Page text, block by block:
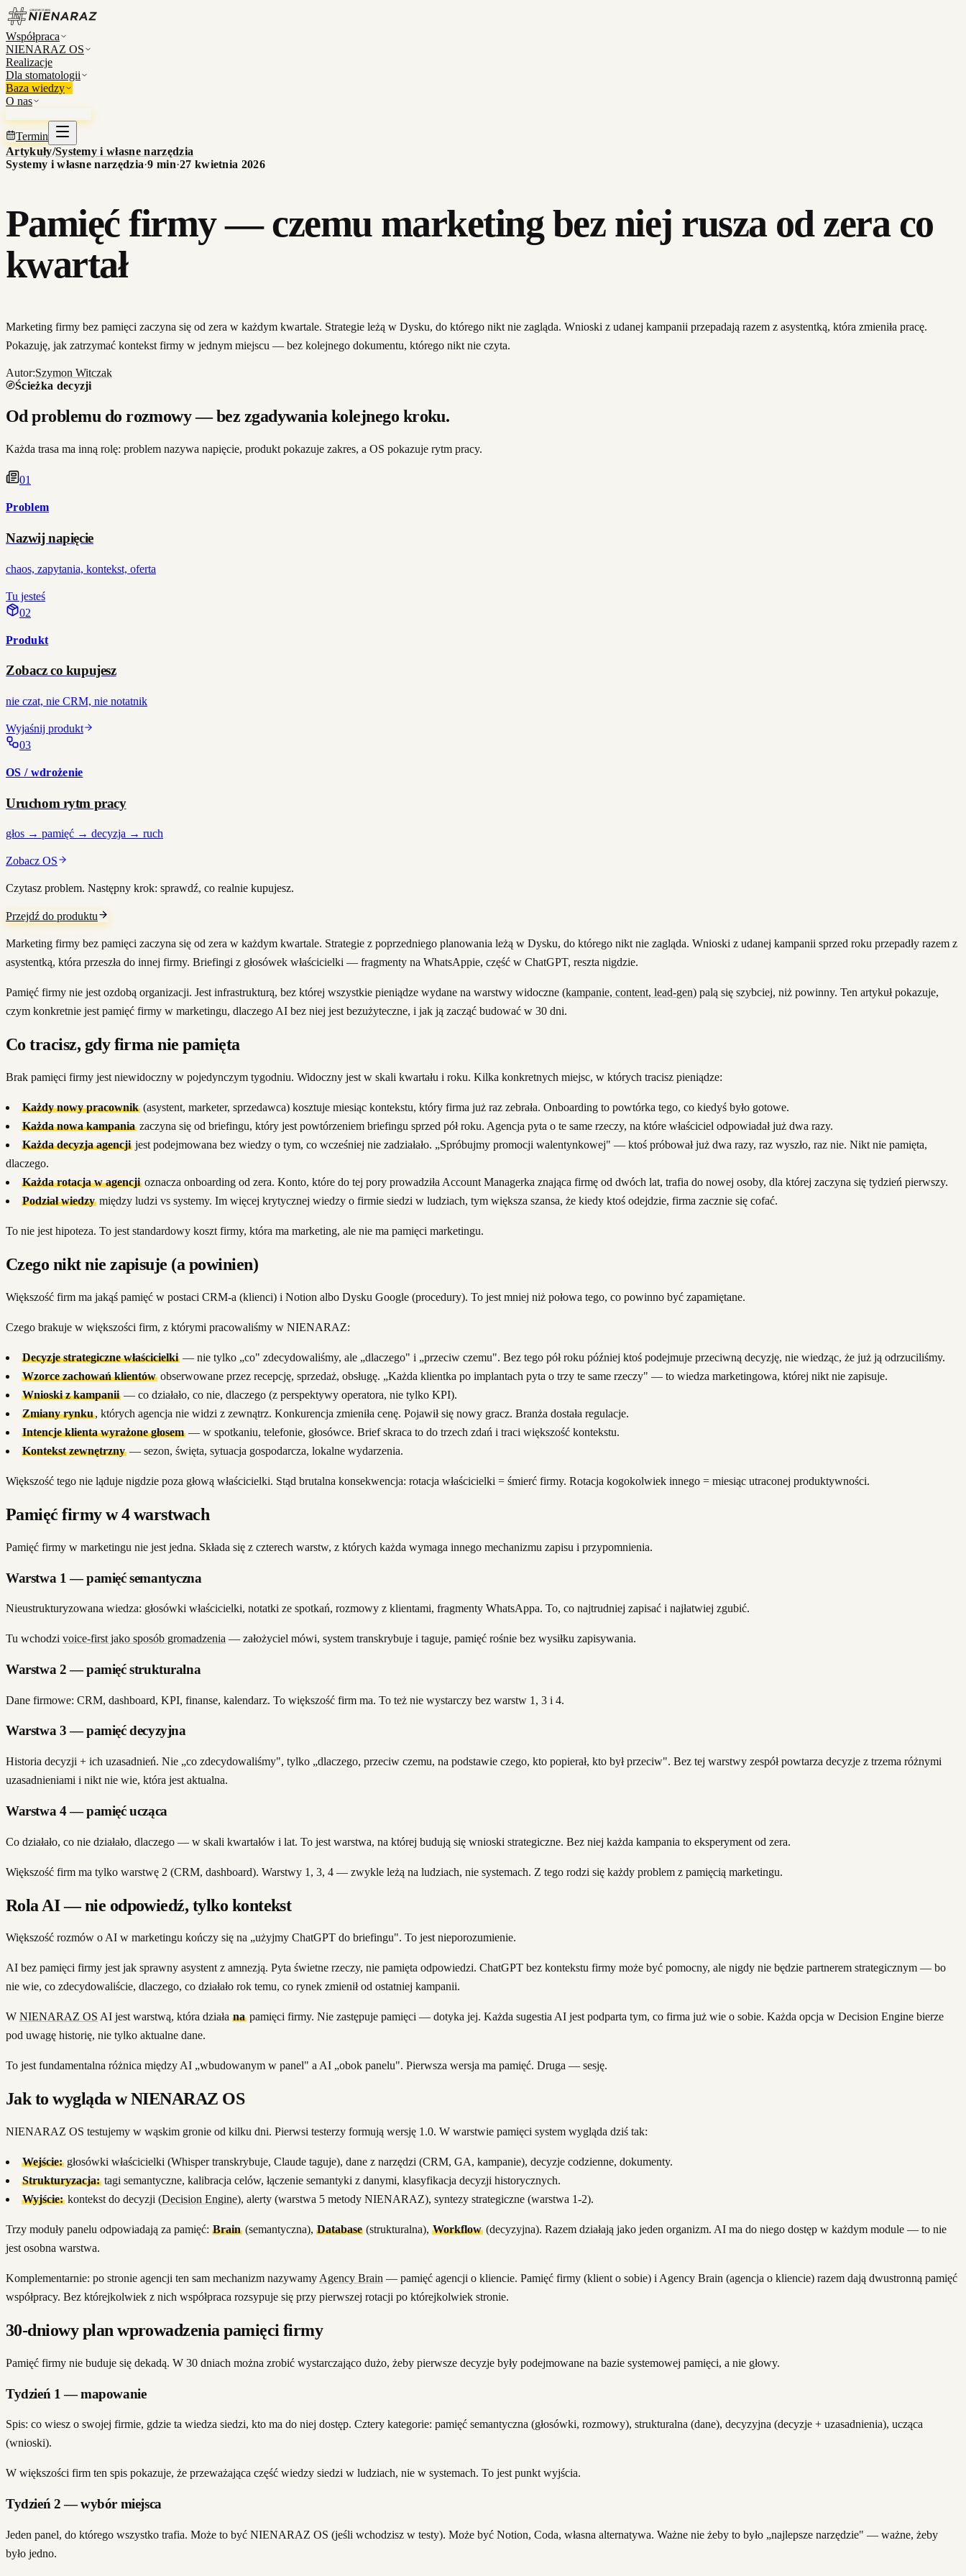
Współpraca
NIENARAZ OS
Realizacje
Dla stomatologii
Baza wiedzy
O nas
Termin
Artykuły/Systemy i własne narzędzia
Systemy i własne narzędzia·9 min·27 kwietnia 2026
Pamięć firmy — czemu marketing bez niej rusza od zera co
kwartał
Marketing firmy bez pamięci zaczyna się od zera w każdym kwartale. Strategie leżą w Dysku, do którego nikt nie zagląda. Wnioski z udanej kampanii przepadają razem z asystentką, która zmieniła pracę.
Pokazuję, jak zatrzymać kontekst firmy w jednym miejscu — bez kolejnego dokumentu, którego nikt nie czyta.
Autor:Szymon Witczak
Ścieżka decyzji
Od problemu do rozmowy — bez zgadywania kolejnego kroku.
Każda trasa ma inną rolę: problem nazywa napięcie, produkt pokazuje zakres, a OS pokazuje rytm pracy.
01
Problem
Nazwij napięcie
chaos, zapytania, kontekst, oferta
Tu jesteś
02
Produkt
Zobacz co kupujesz
nie czat, nie CRM, nie notatnik
Wyjaśnij produkt
03
OS / wdrożenie
Uruchom rytm pracy
głos → pamięć → decyzja → ruch
Zobacz OS
Czytasz problem. Następny krok: sprawdź, co realnie kupujesz.
Przejdź do produktu
Marketing firmy bez pamięci zaczyna się od zera w każdym kwartale. Strategie z poprzedniego planowania leżą w Dysku, do którego nikt nie zagląda. Wnioski z udanej kampanii sprzed roku przepadły razem z
asystentką, która przeszła do innej firmy. Briefingi z głosówek właścicielki — fragmenty na WhatsAppie, część w ChatGPT, reszta nigdzie.
Pamięć firmy nie jest ozdobą organizacji. Jest infrastrukturą, bez której wszystkie pieniądze wydane na warstwy widoczne (kampanie, content, lead-gen) palą się szybciej, niż powinny. Ten artykuł pokazuje,
czym konkretnie jest pamięć firmy w marketingu, dlaczego AI bez niej jest bezużyteczne, i jak ją zacząć budować w 30 dni.
Co tracisz, gdy firma nie pamięta
Brak pamięci firmy jest niewidoczny w pojedynczym tygodniu. Widoczny jest w skali kwartału i roku. Kilka konkretnych miejsc, w których tracisz pieniądze:
Każdy nowy pracownik(asystent, marketer, sprzedawca) kosztuje miesiąc kontekstu, który firma już raz zebrała. Onboarding to powtórka tego, co kiedyś było gotowe.
Każda nowa kampaniazaczyna się od briefingu, który jest powtórzeniem briefingu sprzed pół roku. Agencja pyta o te same rzeczy, na które właściciel odpowiadał już dwa razy.
Każda decyzja agencjijest podejmowana bez wiedzy o tym, co wcześniej nie zadziałało. „Spróbujmy promocji walentynkowej" — ktoś próbował już dwa razy, raz wyszło, raz nie. Nikt nie pamięta,
dlaczego.
Każda rotacja w agencjioznacza onboarding od zera. Konto, które do tej pory prowadziła Account Managerka znająca firmę od dwóch lat, trafia do nowej osoby, dla której zaczyna się tydzień pierwszy.
Podział wiedzymiędzy ludzi vs systemy. Im więcej krytycznej wiedzy o firmie siedzi w ludziach, tym większa szansa, że kiedy ktoś odejdzie, firma zacznie się cofać.
To nie jest hipoteza. To jest standardowy koszt firmy, która ma marketing, ale nie ma pamięci marketingu.
Czego nikt nie zapisuje (a powinien)
Większość firm ma jakąś pamięć w postaci CRM-a (klienci) i Notion albo Dysku Google (procedury). To jest mniej niż połowa tego, co powinno być zapamiętane.
Czego brakuje w większości firm, z którymi pracowaliśmy w NIENARAZ:
Decyzje strategiczne właścicielki— nie tylko „co" zdecydowaliśmy, ale „dlaczego" i „przeciw czemu". Bez tego pół roku później ktoś podejmuje przeciwną decyzję, nie wiedząc, że już ją odrzuciliśmy.
Wzorce zachowań klientówobserwowane przez recepcję, sprzedaż, obsługę. „Każda klientka po implantach pyta o trzy te same rzeczy" — to wiedza marketingowa, której nikt nie zapisuje.
Wnioski z kampanii— co działało, co nie, dlaczego (z perspektywy operatora, nie tylko KPI).
Zmiany rynku, których agencja nie widzi z zewnątrz. Konkurencja zmieniła cenę. Pojawił się nowy gracz. Branża dostała regulacje.
Intencje klienta wyrażone głosem— w spotkaniu, telefonie, głosówce. Brief skraca to do trzech zdań i traci większość kontekstu.
Kontekst zewnętrzny— sezon, święta, sytuacja gospodarcza, lokalne wydarzenia.
Większość tego nie ląduje nigdzie poza głową właścicielki. Stąd brutalna konsekwencja: rotacja właścicielki = śmierć firmy. Rotacja kogokolwiek innego = miesiąc utraconej produktywności.
Pamięć firmy w 4 warstwach
Pamięć firmy w marketingu nie jest jedna. Składa się z czterech warstw, z których każda wymaga innego mechanizmu zapisu i przypomnienia.
Warstwa 1 — pamięć semantyczna
Nieustrukturyzowana wiedza: głosówki właścicielki, notatki ze spotkań, rozmowy z klientami, fragmenty WhatsAppa. To, co najtrudniej zapisać i najłatwiej zgubić.
Tu wchodzi voice-first jako sposób gromadzenia — założyciel mówi, system transkrybuje i taguje, pamięć rośnie bez wysiłku zapisywania.
Warstwa 2 — pamięć strukturalna
Dane firmowe: CRM, dashboard, KPI, finanse, kalendarz. To większość firm ma. To też nie wystarczy bez warstw 1, 3 i 4.
Warstwa 3 — pamięć decyzyjna
Historia decyzji + ich uzasadnień. Nie „co zdecydowaliśmy", tylko „dlaczego, przeciw czemu, na podstawie czego, kto popierał, kto był przeciw". Bez tej warstwy zespół powtarza decyzje z trzema różnymi
uzasadnieniami i nikt nie wie, która jest aktualna.
Warstwa 4 — pamięć ucząca
Co działało, co nie działało, dlaczego — w skali kwartałów i lat. To jest warstwa, na której budują się wnioski strategiczne. Bez niej każda kampania to eksperyment od zera.
Większość firm ma tylko warstwę 2 (CRM, dashboard). Warstwy 1, 3, 4 — zwykle leżą na ludziach, nie systemach. Z tego rodzi się każdy problem z pamięcią marketingu.
Rola AI — nie odpowiedź, tylko kontekst
Większość rozmów o AI w marketingu kończy się na „użyjmy ChatGPT do briefingu". To jest nieporozumienie.
AI bez pamięci firmy jest jak sprawny asystent z amnezją. Pyta świetne rzeczy, nie pamięta odpowiedzi. ChatGPT bez kontekstu firmy może być pomocny, ale nigdy nie będzie partnerem strategicznym — bo
nie wie, co zdecydowaliście, dlaczego, co działało rok temu, co rynek zmienił od ostatniej kampanii.
W NIENARAZ OS AI jest warstwą, która działa napamięci firmy. Nie zastępuje pamięci — dotyka jej. Każda sugestia AI jest podparta tym, co firma już wie o sobie. Każda opcja w Decision Engine bierze
pod uwagę historię, nie tylko aktualne dane.
To jest fundamentalna różnica między AI „wbudowanym w panel" a AI „obok panelu". Pierwsza wersja ma pamięć. Druga — sesję.
Jak to wygląda w NIENARAZ OS
NIENARAZ OS testujemy w wąskim gronie od kilku dni. Pierwsi testerzy formują wersję 1.0. W warstwie pamięci system wygląda dziś tak:
Wejście:głosówki właścicielki (Whisper transkrybuje, Claude taguje), dane z narzędzi (CRM, GA, kampanie), decyzje codzienne, dokumenty.
Strukturyzacja:tagi semantyczne, kalibracja celów, łączenie semantyki z danymi, klasyfikacja decyzji historycznych.
Wyjście:kontekst do decyzji (Decision Engine), alerty (warstwa 5 metody NIENARAZ), syntezy strategiczne (warstwa 1-2).
Trzy moduły panelu odpowiadają za pamięć: Brain(semantyczna), Database (strukturalna),Workflow(decyzyjna). Razem działają jako jeden organizm. AI ma do niego dostęp w każdym module — to nie
jest osobna warstwa.
Komplementarnie: po stronie agencji ten sam mechanizm nazywamy Agency Brain — pamięć agencji o kliencie. Pamięć firmy (klient o sobie) i Agency Brain (agencja o kliencie) razem dają dwustronną pamięć
współpracy. Bez którejkolwiek z nich współpraca rozsypuje się przy pierwszej rotacji po którejkolwiek stronie.
30-dniowy plan wprowadzenia pamięci firmy
Pamięć firmy nie buduje się dekadą. W 30 dniach można zrobić wystarczająco dużo, żeby pierwsze decyzje były podejmowane na bazie systemowej pamięci, a nie głowy.
Tydzień 1 — mapowanie
Spis: co wiesz o swojej firmie, gdzie ta wiedza siedzi, kto ma do niej dostęp. Cztery kategorie: pamięć semantyczna (głosówki, rozmowy), strukturalna (dane), decyzyjna (decyzje + uzasadnienia), ucząca
(wnioski).
W większości firm ten spis pokazuje, że przeważająca część wiedzy siedzi w ludziach, nie w systemach. To jest punkt wyjścia.
Tydzień 2 — wybór miejsca
Jeden panel, do którego wszystko trafia. Może to być NIENARAZ OS (jeśli wchodzisz w testy). Może być Notion, Coda, własna alternatywa. Ważne nie żeby to było „najlepsze narzędzie" — ważne, żeby
było jedno.